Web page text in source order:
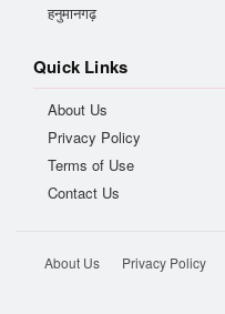
हनुमानगढ़
Quick Links
About Us
Privacy Policy
Terms of Use
Contact Us
About Us Privacy Policy